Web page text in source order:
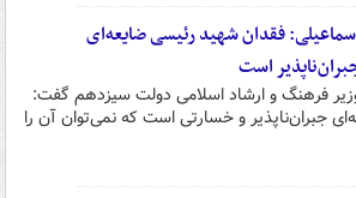
فقدان شهید رئیسی ضایعه‌ای
است
فرهنگ و ارشاد اسلامی دولت سیزدهم گفت:
جبران‌ناپذیر و خسارتی است که نمی‌توان آن را